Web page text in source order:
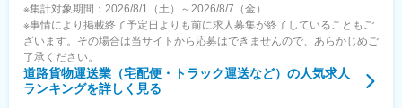
※集計対象期間：2026/8/1（土）～2026/8/7（金）
※事情により掲載終了予定日よりも前に求人募集が終了していることもご
ざいます。その場合は当サイトから応募はできませんので、あらかじめご
了承ください。
道路貨物運送業（宅配便・トラック運送など） の人気求人
ランキングを詳しく見る